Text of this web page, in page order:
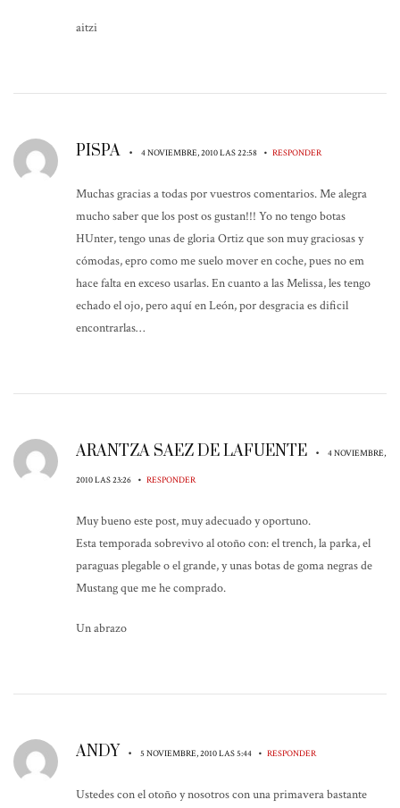
aitzi
PISPA • 4 NOVIEMBRE, 2010 LAS 22:58 • RESPONDER
Muchas gracias a todas por vuestros comentarios. Me alegra
mucho saber que los post os gustan!!! Yo no tengo botas
HUnter, tengo unas de gloria Ortiz que son muy graciosas y
cómodas, epro como me suelo mover en coche, pues no em
hace falta en exceso usarlas. En cuanto a las Melissa, les tengo
echado el ojo, pero aquí en León, por desgracia es dificil
encontrarlas…
ARANTZA SAEZ DE LAFUENTE • 4 NOVIEMBRE,
2010 LAS 23:26 • RESPONDER
Muy bueno este post, muy adecuado y oportuno.
Esta temporada sobrevivo al otoño con: el trench, la parka, el
paraguas plegable o el grande, y unas botas de goma negras de
Mustang que me he comprado.
Un abrazo
ANDY • 5 NOVIEMBRE, 2010 LAS 5:44 • RESPONDER
Ustedes con el otoño y nosotros con una primavera bastante